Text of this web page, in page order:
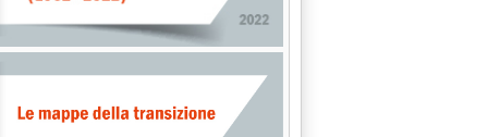
ALL'AGIP COVENGAS: FAZZARI PRESIDENTE E CECCANTI